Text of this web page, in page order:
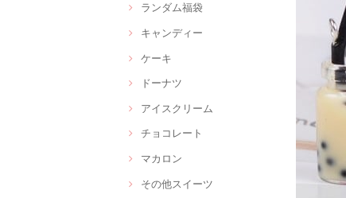
ランダム福袋
キャンディー
ケーキ
ドーナツ
アイスクリーム
チョコレート
マカロン
その他スイーツ